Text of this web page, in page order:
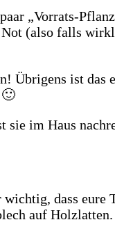
„Vorrats-
(also falls
Übrigens ist das
dass eure
auf